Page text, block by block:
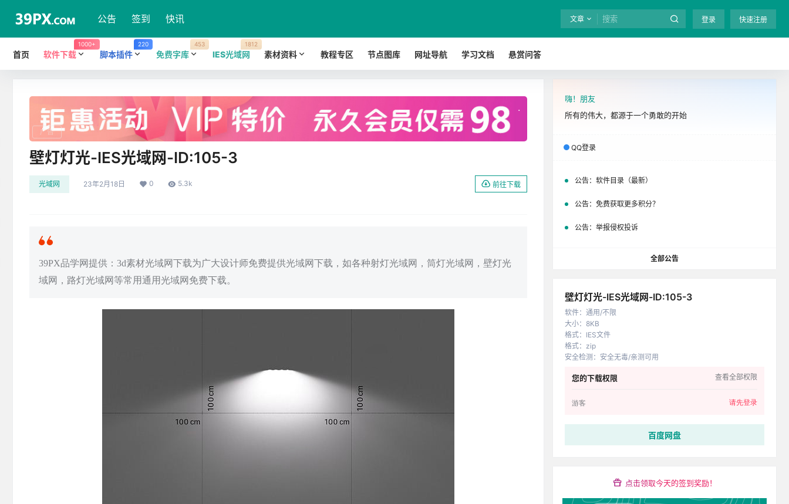
公告 签到 快讯 文章 登录 快速注册
首页 软件下载
1000+
脚本插件
220
免费字库
453
IES光域网
1812
素材资料 教程专区 节点图库 网址导航 学习文档 悬赏问答
. 全站终身免费下载！ 立即开通
广告
壁灯灯光-IES光域网-ID:105-3
光域网 23年2月18日 0 5.3k 前往下载
39PX品学网提供：3d素材光域网下载为广大设计师免费提供光域网下载，如各种射灯光域网，筒灯光域网，壁灯光
域网，路灯光域网等常用通用光域网免费下载。
嗨！朋友
所有的伟大，都源于一个勇敢的开始
QQ登录
公告： 软件目录（最新）
公告： 免费获取更多积分？
公告： 举报侵权投诉
全部公告
壁灯灯光-IES光域网-ID:105-3
软件： 通用/不限
大小： 8KB
格式： IES文件
格式： zip
安全检测 ： 安全无毒/亲测可用
您的下载权限 查看全部权限
游客 请先登录
百度网盘
点击领取今天的签到奖励！